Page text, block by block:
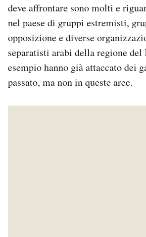
deve affrontare sono molti e
nel paese di gruppi estremisti,
opposizione e diverse
separatisti arabi della regione del
esempio hanno già attaccato dei
passato, ma non in queste aree.